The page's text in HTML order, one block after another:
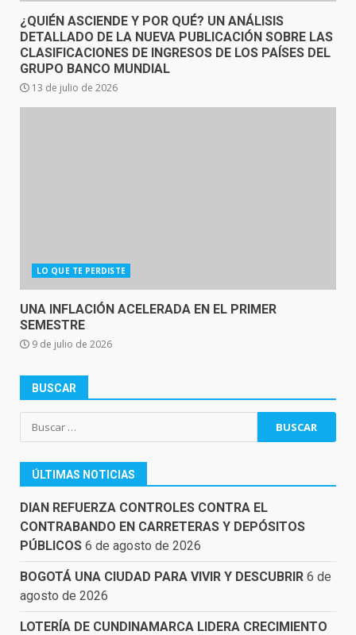
¿QUIÉN ASCIENDE Y POR QUÉ? UN ANÁLISIS
DETALLADO DE LA NUEVA PUBLICACIÓN SOBRE LAS
CLASIFICACIONES DE INGRESOS DE LOS PAÍSES DEL
GRUPO BANCO MUNDIAL
13 de julio de 2026
LO QUE TE PERDISTE
UNA INFLACIÓN ACELERADA EN EL PRIMER
SEMESTRE
9 de julio de 2026
BUSCAR
Buscar:
ÚLTIMAS NOTICIAS
DIAN REFUERZA CONTROLES CONTRA EL
CONTRABANDO EN CARRETERAS Y DEPÓSITOS
PÚBLICOS 6 de agosto de 2026
BOGOTÁ UNA CIUDAD PARA VIVIR Y DESCUBRIR 6 de
agosto de 2026
LOTERÍA DE CUNDINAMARCA LIDERA CRECIMIENTO